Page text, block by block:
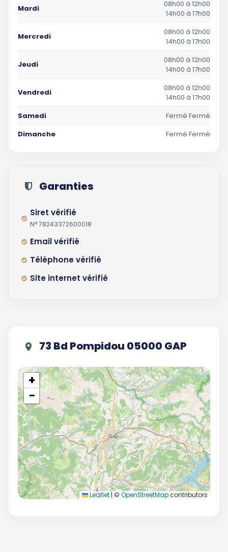
Mardi
08h00 à 12h00
14h00 à 17h00
Mercredi
08h00 à 12h00
14h00 à 17h00
Jeudi
08h00 à 12h00
14h00 à 17h00
Vendredi
08h00 à 12h00
14h00 à 17h00
Samedi
Fermé Fermé
Dimanche
Fermé Fermé
Garanties
Siret vérifié
N° 78243372600018
Email vérifié
Téléphone vérifié
Site internet vérifié
73 Bd Pompidou 05000 GAP
+
−
Leaflet | © OpenStreetMapcontributors